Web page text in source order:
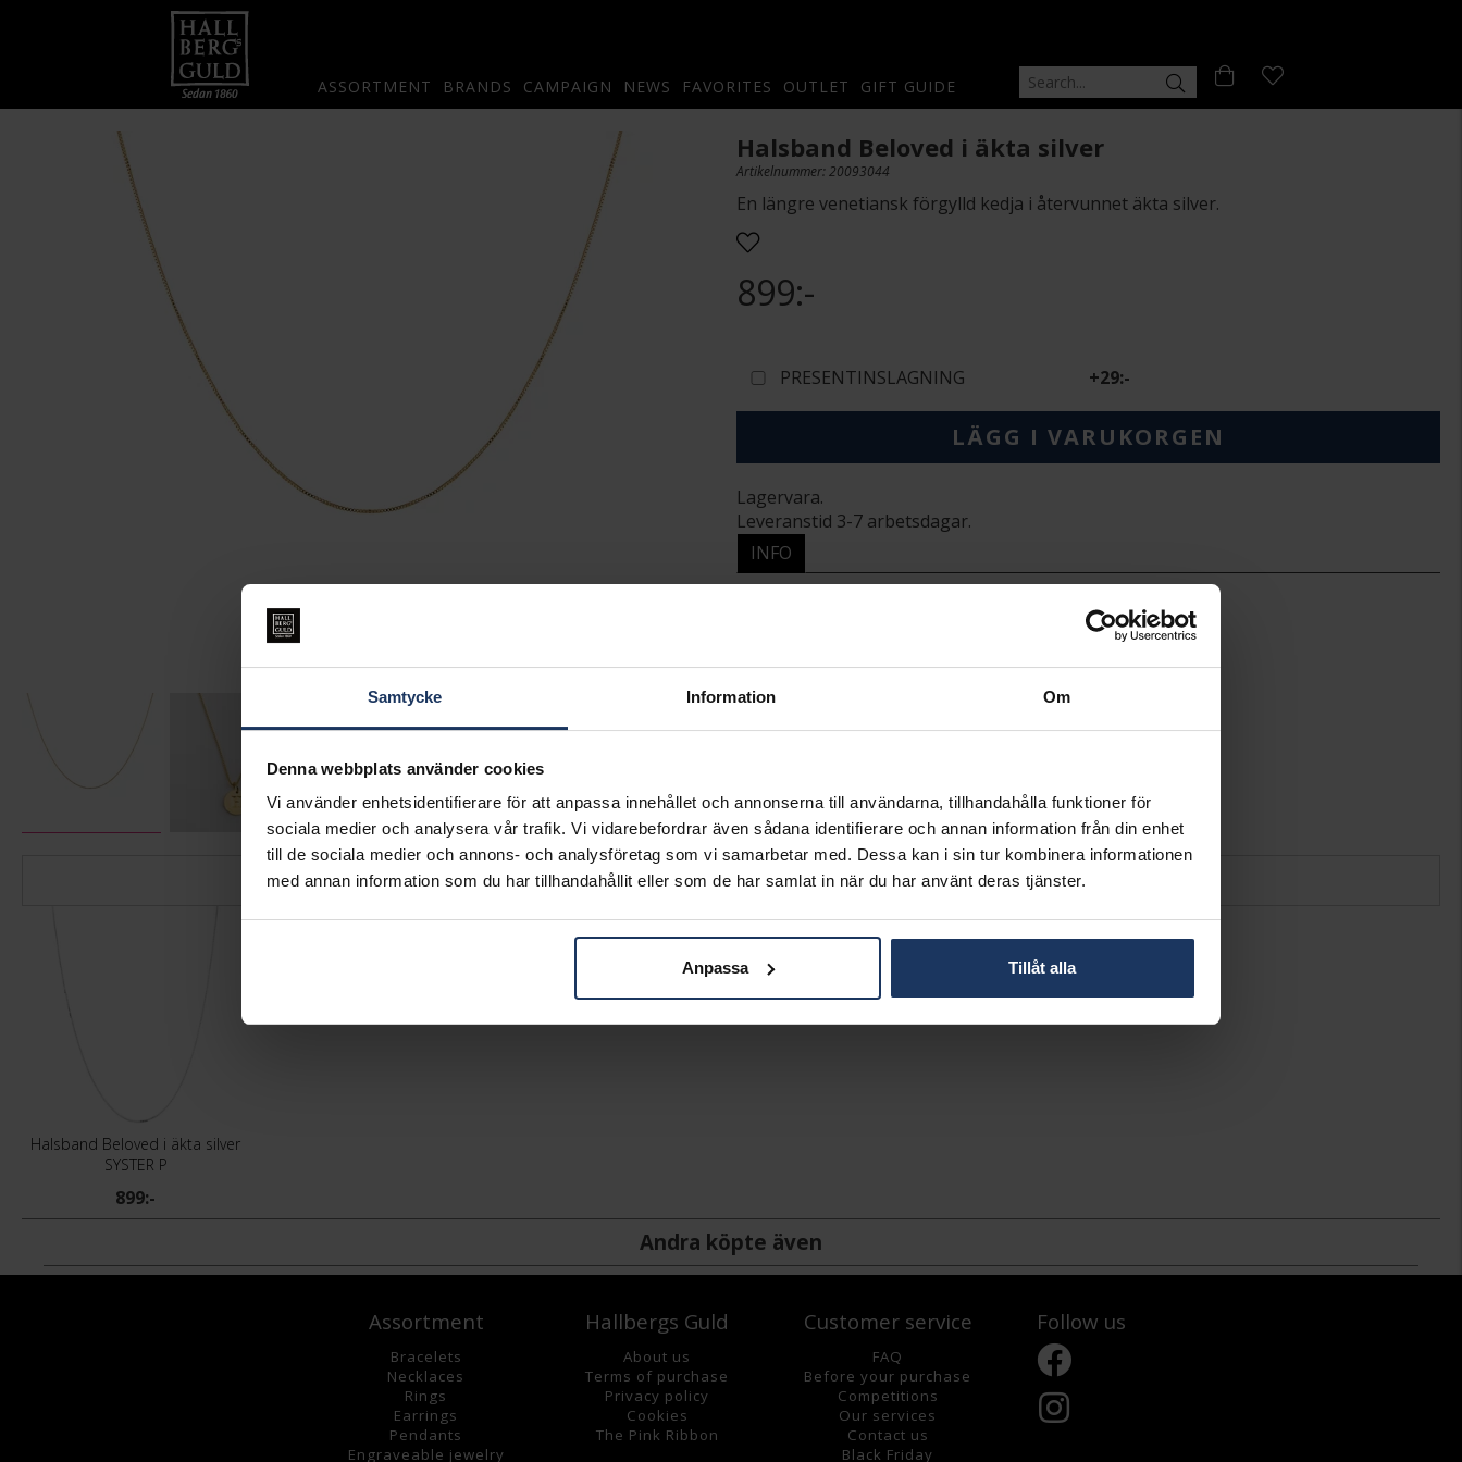
Samtycke Information Om
Denna webbplats använder cookies
Vi använder enhetsidentifierare för att anpassa innehållet och annonserna till användarna, tillhandahålla funktioner för
sociala medier och analysera vår trafik. Vi vidarebefordrar även sådana identifierare och annan information från din enhet
till de sociala medier och annons- och analysföretag som vi samarbetar med. Dessa kan i sin tur kombinera informationen
med annan information som du har tillhandahållit eller som de har samlat in när du har använt deras tjänster.
Anpassa Tillåt alla
ASSORTMENT BRANDS CAMPAIGN NEWS FAVORITES OUTLET GIFT GUIDE
Halsband Beloved i äkta silver
Artikelnummer: 20093044
En längre venetiansk förgylld kedja i återvunnet äkta silver.
899:-
PRESENTINSLAGNING +29:-
LÄGG I VARUKORGEN
Lagervara.
Leveranstid 3-7 arbetsdagar.
INFO
VARUMÄRKE
Syster P
MODELL
BELOVED, NG1265
KEDJEMODELL
Box chain
Matchande produkter och andra varianter
Halsband Beloved i äkta silver
SYSTER P
899:-
Andra köpte även
Assortment
Bracelets
Necklaces
Rings
Earrings
Pendants
Engraveable jewelry
Hallbergs Guld
About us
Terms of purchase
Privacy policy
Cookies
The Pink Ribbon
Customer service
FAQ
Before your purchase
Competitions
Our services
Contact us
Black Friday
Follow us